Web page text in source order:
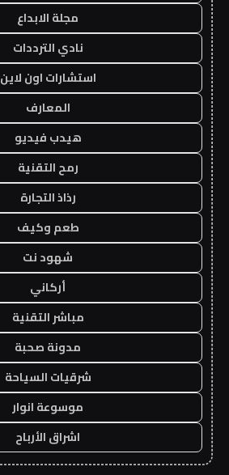
مجلة الابداع
نادي الترددات
استشارات اون لاين
المعارف
هيدب فيديو
رمح التقنية
رذاذ التجارة
طعم وكيف
شهود نت
أركاني
مباشر التقنية
مدونة صحبة
شرقيات السياحة
موسوعة انوار
اشراق الأرباح